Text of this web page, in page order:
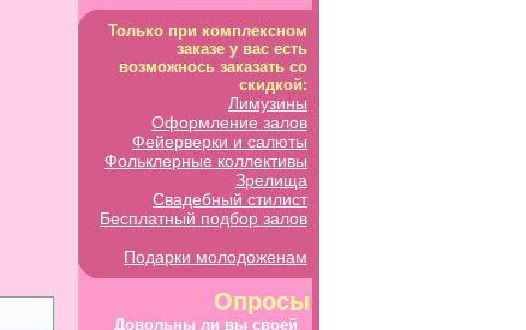
Только при комплексном
заказе у вас есть
возможнось заказать со
скидкой:
Лимузины
Оформление залов
Фейерверки и салюты
Фольклерные коллективы
Зрелища
Свадебный стилист
Бесплатный подбор залов
Подарки молодоженам
Опросы
Довольны ли вы своей